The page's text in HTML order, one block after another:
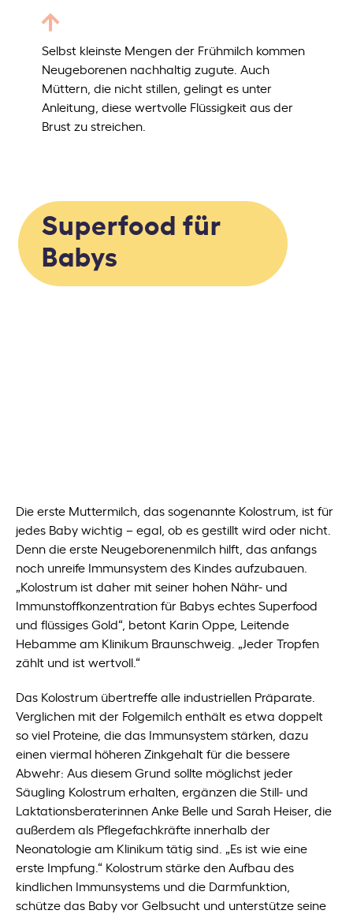
Superfood für
Babys
Selbst kleinste Mengen der Frühmilch kommen
Neugeborenen nachhaltig zugute. Auch
Müttern, die nicht stillen, gelingt es unter
Anleitung, diese wertvolle Flüssigkeit aus der
Brust zu streichen.
Die erste Muttermilch, das sogenannte Kolostrum, ist für
jedes Baby wichtig – egal, ob es gestillt wird oder nicht.
Denn die erste Neugeborenenmilch hilft, das anfangs
noch unreife Immunsystem des Kindes aufzubauen.
„Kolostrum ist daher mit seiner hohen Nähr- und
Immunstoffkonzentration für Babys echtes Superfood
und flüssiges Gold“, betont Karin Oppe, Leitende
Hebamme am Klinikum Braunschweig. „Jeder Tropfen
zählt und ist wertvoll.“
Das Kolostrum übertreffe alle industriellen Präparate.
Verglichen mit der Folgemilch enthält es etwa doppelt
so viel Proteine, die das Immunsystem stärken, dazu
einen viermal höheren Zinkgehalt für die bessere
Abwehr: Aus diesem Grund sollte möglichst jeder
Säugling Kolostrum erhalten, ergänzen die Still- und
Laktationsberaterinnen Anke Belle und Sarah Heiser, die
außerdem als Pflegefachkräfte innerhalb der
Neonatologie am Klinikum tätig sind. „Es ist wie eine
erste Impfung.“ Kolostrum stärke den Aufbau des
kindlichen Immunsystems und die Darmfunktion,
schütze das Baby vor Gelbsucht und unterstütze seine